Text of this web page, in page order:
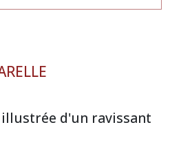
illustrée d'un ravissant